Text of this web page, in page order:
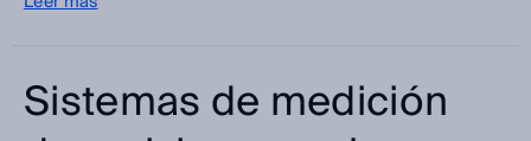
Sistemas de medición